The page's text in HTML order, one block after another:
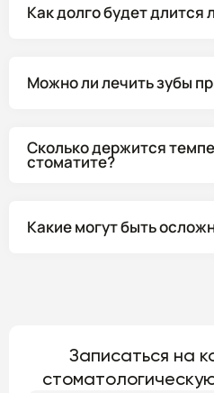
Как долго будет длится
Можно ли лечить зубы
Сколько держится
стоматите?
Какие могут быть
Записаться на